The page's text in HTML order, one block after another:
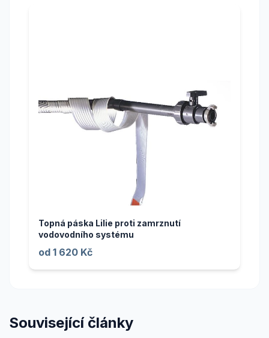
Topná páska Lilie proti zamrznutí
vodovodního systému
od 1 620 Kč
Související články